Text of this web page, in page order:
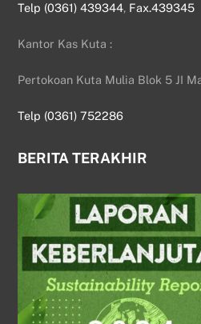
Telp (0361) 439344, Fax.439345
Kantor Kas Kuta :
Pertokoan Kuta Mulia Blok 5 JI
Telp (0361) 752286
BERITA TERAKHIR